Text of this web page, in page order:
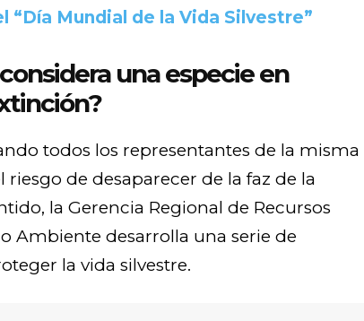
“Día Mundial de la Vida Silvestre”
una especie en
todos los representantes de la misma
riesgo de desaparecer de la faz de la
la Gerencia Regional de Recursos
Ambiente desarrolla una serie de
la vida silvestre.